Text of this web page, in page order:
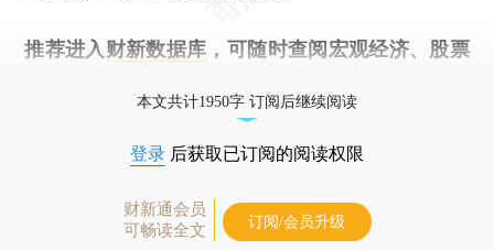
推荐进入 财新数据库 ，可随时查阅宏观经济、股票
本文共计1950字 订阅后继续阅读
登录 后获取已订阅的阅读权限
财新通会员
可畅读全文
订阅/会员升级